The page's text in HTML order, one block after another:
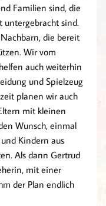
Familien sind, die
untergebracht sind.
die bereit
Wir vom
auch weiterhin
und Spielzeug
planen wir auch
mit kleinen
Wunsch, einmal
Kindern aus
Als dann Gertrud
mit einer
der Plan endlich